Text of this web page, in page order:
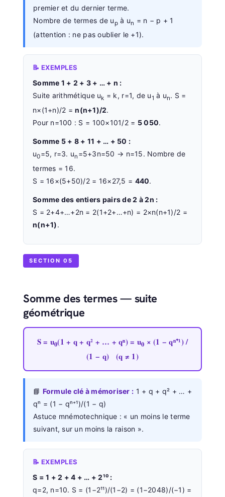
premier et du dernier terme.
Nombre de termes de up à un = n − p + 1
(attention : ne pas oublier le +1).
📝 EXEMPLES
Somme 1 + 2 + 3 + … + n :
Suite arithmétique uk = k, r=1, de u1 à un. S =
n×(1+n)/2 =n(n+1)/2.
Pour n=100 : S = 100×101/2 = 5 050.
Somme 5 + 8 + 11 + … + 50 :
u0=5, r=3. un =5+3n=50 → n=15. Nombre de
termes = 16.
S = 16×(5+50)/2 = 16×27,5 = 440.
Somme des entiers pairs de 2 à 2n :
S = 2+4+…+2n = 2(1+2+…+n) = 2×n(n+1)/2 =
n(n+1).
SECTION 05
Somme des termes — suite
géométrique
S = u0(1 + q + q² + … + qⁿ) = u0 × (1 − qⁿ⁺¹) /
(1 − q) (q ≠ 1)
📘 Formule clé à mémoriser : 1 + q + q² + … +
qⁿ = (1 − qⁿ⁺¹)/(1 − q)
Astuce mnémotechnique : « un moins le terme
suivant, sur un moins la raison ».
📝 EXEMPLES
S = 1 + 2 + 4 + … + 2¹⁰ :
q=2, n=10. S = (1−2¹¹)/(1−2) = (1−2048)/(−1) =